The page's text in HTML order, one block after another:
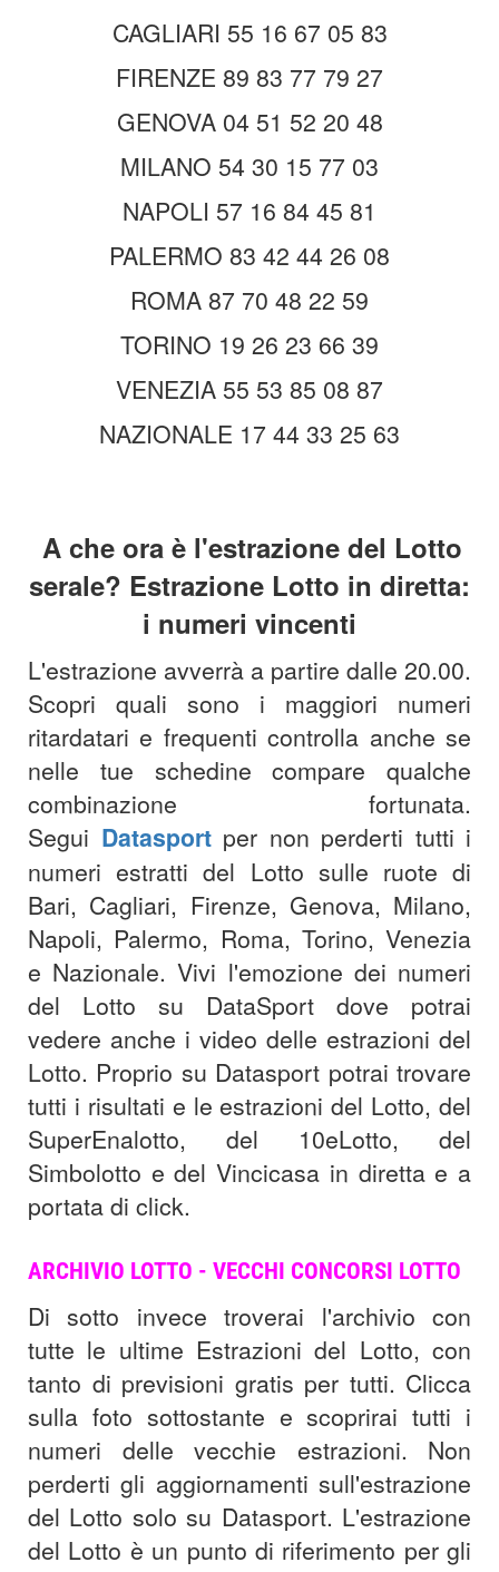
CAGLIARI 55 16 67 05 83
FIRENZE 89 83 77 79 27
GENOVA 04 51 52 20 48
MILANO 54 30 15 77 03
NAPOLI 57 16 84 45 81
PALERMO 83 42 44 26 08
ROMA 87 70 48 22 59
TORINO 19 26 23 66 39
VENEZIA 55 53 85 08 87
NAZIONALE 17 44 33 25 63
A che ora è l'estrazione del Lotto
serale? Estrazione Lotto in diretta:
i numeri vincenti
L'estrazione avverrà a partire dalle 20.00.
Scopri quali sono i maggiori numeri
ritardatari e frequenti controlla anche se
nelle tue schedine compare qualche
combinazione fortunata.
Segui Datasport per non perderti tutti i
numeri estratti del Lotto sulle ruote di
Bari, Cagliari, Firenze, Genova, Milano,
Napoli, Palermo, Roma, Torino, Venezia
e Nazionale. Vivi l'emozione dei numeri
del Lotto su DataSport dove potrai
vedere anche i video delle estrazioni del
Lotto. Proprio su Datasport potrai trovare
tutti i risultati e le estrazioni del Lotto, del
SuperEnalotto, del 10eLotto, del
Simbolotto e del Vincicasa in diretta e a
portata di click.
ARCHIVIO LOTTO - VECCHI CONCORSI LOTTO
Di sotto invece troverai l'archivio con
tutte le ultime Estrazioni del Lotto, con
tanto di previsioni gratis per tutti. Clicca
sulla foto sottostante e scoprirai tutti i
numeri delle vecchie estrazioni. Non
perderti gli aggiornamenti sull'estrazione
del Lotto solo su Datasport. L'estrazione
del Lotto è un punto di riferimento per gli